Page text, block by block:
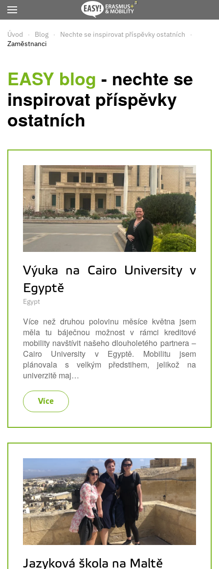
Přejít na hlavní obsah
Úvod Blog
Nechte se inspirovat příspěvky ostatních
Zaměstnanci
EASY blog - nechte se
inspirovat příspěvky
ostatních
Výuka na Cairo University v
Egyptě
Egypt
Více než druhou polovinu měsíce května jsem
měla tu báječnou možnost v rámci kreditové
mobility navštívit našeho dlouholetého partnera –
Cairo University v Egyptě. Mobilitu jsem
plánovala s velkým předstihem, jelikož na
univerzitě maj…
Více
Jazyková škola na Maltě